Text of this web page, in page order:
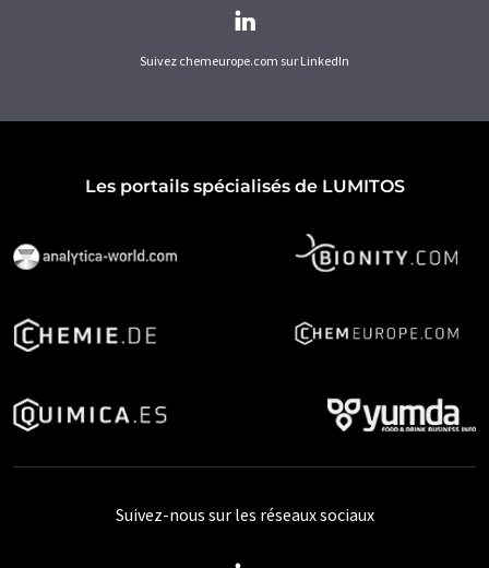
Suivez chemeurope.com sur LinkedIn
Les portails spécialisés de LUMITOS
Suivez-nous sur les réseaux sociaux